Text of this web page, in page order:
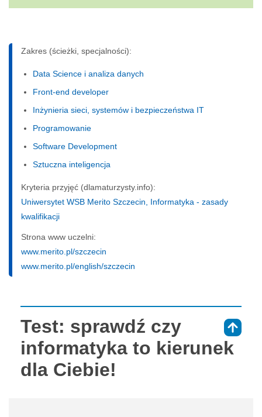
Zakres (ścieżki, specjalności):
Data Science i analiza danych
Front-end developer
Inżynieria sieci, systemów i bezpieczeństwa IT
Programowanie
Software Development
Sztuczna inteligencja
Kryteria przyjęć (dlamaturzysty.info):
Uniwersytet WSB Merito Szczecin, Informatyka - zasady
kwalifikacji
Strona www uczelni:
www.merito.pl/szczecin
www.merito.pl/english/szczecin
Test: sprawdź czy
informatyka to kierunek
dla Ciebie!